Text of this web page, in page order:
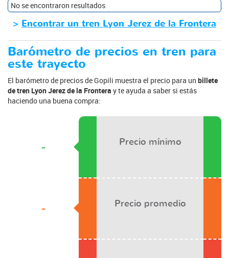
No se encontraron resultados
> Encontrar un tren Lyon Jerez de la Frontera
Barómetro de precios en tren para
este trayecto
El barómetro de precios de Gopili muestra el precio para un billete
de tren Lyon Jerez de la Frontera y te ayuda a saber si estás
haciendo una buena compra:
-
-
Precio mínimo
Precio promedio